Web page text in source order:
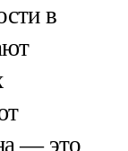
в
— это